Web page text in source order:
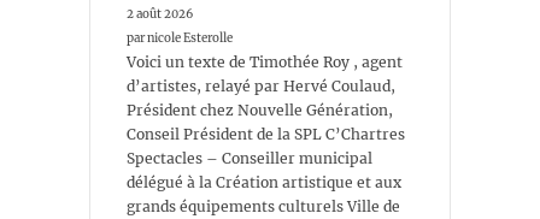
2 août 2026
par nicole Esterolle
Voici un texte de Timothée Roy , agent
d’artistes, relayé par Hervé Coulaud,
Président chez Nouvelle Génération,
Conseil Président de la SPL C’Chartres
Spectacles – Conseiller municipal
délégué à la Création artistique et aux
grands équipements culturels Ville de